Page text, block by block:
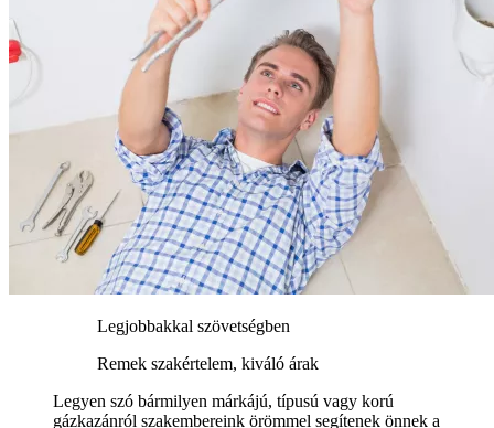
Legjobbakkal szövetségben
Remek szakértelem, kiváló árak
Legyen szó bármilyen márkájú, típusú vagy korú
gázkazánról szakembereink örömmel segítenek önnek a